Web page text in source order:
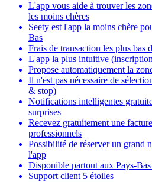
L'app vous aide à trouver les
les moins chères
Seety est l'app la moins chère
Bas
Frais de transaction les plus bas
L'app la plus intuitive
Propose automatiquement la
Il n'est pas nécessaire de
& stop)
Notifications intelligentes
surprises
Recevez gratuitement une
professionnels
Possibilité de réserver un grand
l'app
Disponible partout aux Pays-
Support client 5 étoiles